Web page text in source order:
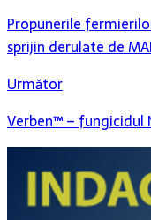
Propunerile
sprijin derulate de
Următor
Verben™ – fungicidul